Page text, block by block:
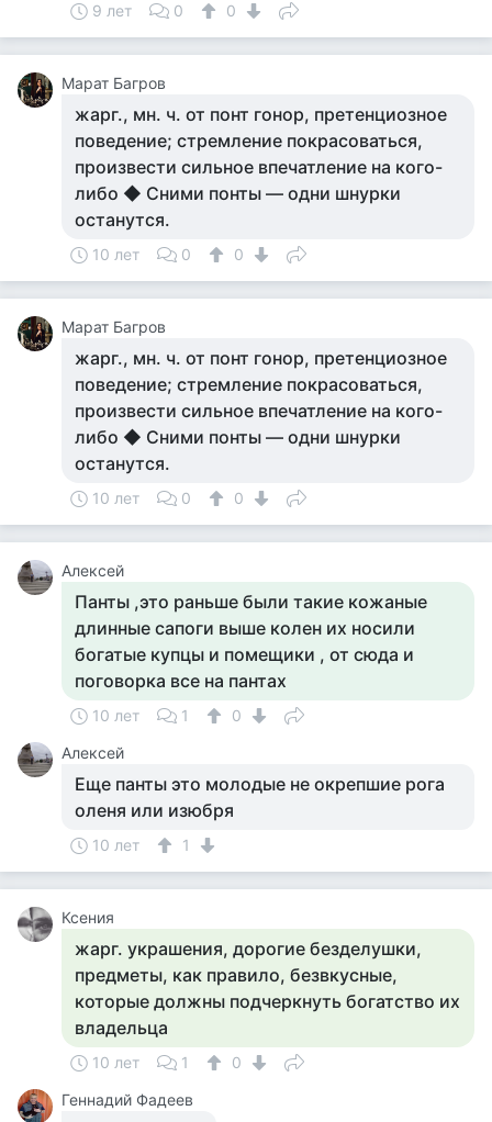
9 лет 0 0
Марат Багров
жарг., мн. ч. от понт гонор, претенциозное
поведение; стремление покрасоваться,
произвести сильное впечатление на кого-
либо ◆ Сними понты — одни шнурки
останутся.
10 лет 0 0
Марат Багров
жарг., мн. ч. от понт гонор, претенциозное
поведение; стремление покрасоваться,
произвести сильное впечатление на кого-
либо ◆ Сними понты — одни шнурки
останутся.
10 лет 0 0
Алексей
Панты ,это раньше были такие кожаные
длинные сапоги выше колен их носили
богатые купцы и помещики , от сюда и
поговорка все на пантах
10 лет 1
0
Алексей
Еще панты это молодые не окрепшие рога
оленя или изюбря
10 лет 1
Ксения
жарг. украшения, дорогие безделушки,
предметы, как правило, безвкусные,
которые должны подчеркнуть богатство их
владельца
10 лет 1
0
Геннадий Фадеев